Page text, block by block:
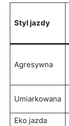
Styl jazdy
Agresywna
Umiarkowana
Eko jazda